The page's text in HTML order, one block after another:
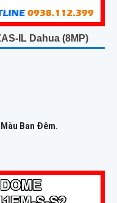
IL Dahua (8MP)
Ban Ðêm.